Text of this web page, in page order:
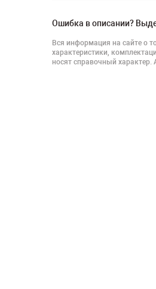
Ошибка в описании?
Вся информация на сайте о
характеристики,
носят справочный характер.